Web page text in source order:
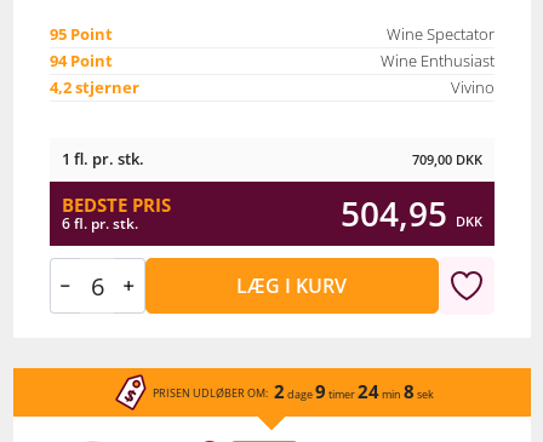
95 Point
Wine Spectator
94 Point
Wine Enthusiast
4,2 stjerner
Vivino
1 fl. pr. stk. 709,00 DKK
BEDSTE PRIS
6 fl. pr. stk. 504,95 DKK
LÆG I KURV
PRISEN UDLØBER OM: 2 dage9 timer24min 8 sek